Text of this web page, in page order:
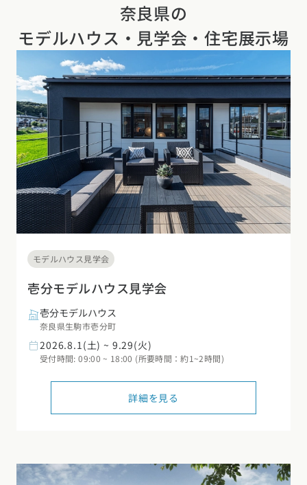
奈良県の
モデルハウス・見学会・住宅展示場
モデルハウス見学会
壱分モデルハウス見学会
壱分モデルハウス
奈良県生駒市壱分町
2026.8.1(土) ~ 9.29(火)
受付時間: 09:00 ~ 18:00 (所要時間：約1~2時間)
詳細を見る